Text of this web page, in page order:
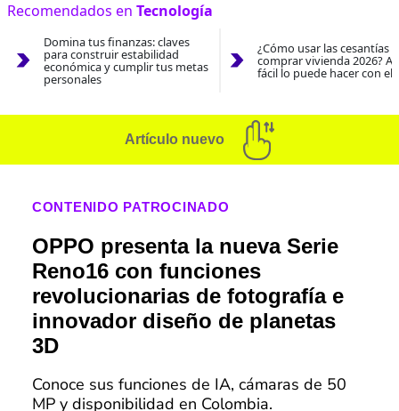
Recomendados en Tecnología
Domina tus finanzas: claves
para construir estabilidad
económica y cumplir tus metas
personales
¿Cómo usar las cesantías
comprar vivienda 2026?
fácil lo puede hacer con el
Artículo nuevo
CONTENIDO PATROCINADO
OPPO presenta la nueva Serie
Reno16 con funciones
revolucionarias de fotografía e
innovador diseño de planetas
3D
Conoce sus funciones de IA, cámaras de 50
MP y disponibilidad en Colombia.